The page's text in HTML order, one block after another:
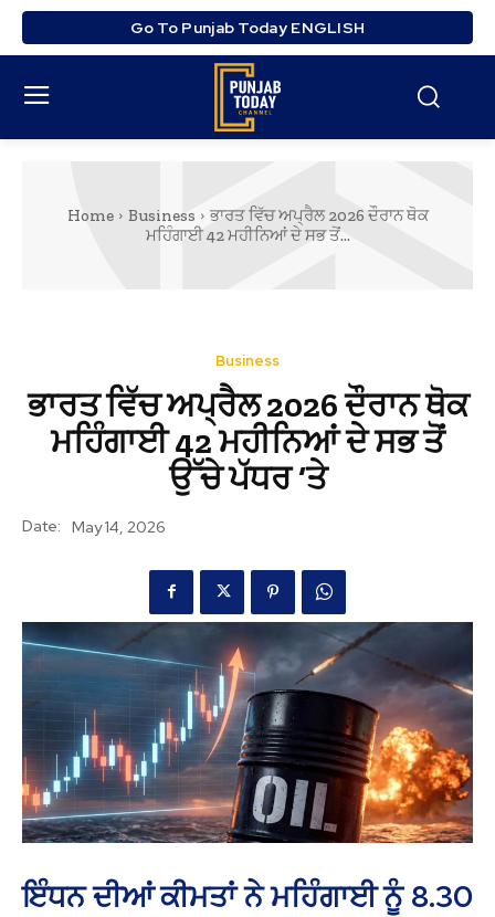
Go To Punjab Today ENGLISH
Home Business
ਭਾਰਤ ਵਿੱਚ ਅਪ੍ਰੈਲ 2026 ਦੌਰਾਨ ਥੋਕ
ਮਹਿੰਗਾਈ 42 ਮਹੀਨਿਆਂ ਦੇ ਸਭ ਤੋਂ...
Business
ਭਾਰਤ ਵਿੱਚ ਅਪ੍ਰੈਲ 2026 ਦੌਰਾਨ ਥੋਕ
ਮਹਿੰਗਾਈ 42 ਮਹੀਨਿਆਂ ਦੇ ਸਭ ਤੋਂ
ਉੱਚੇ ਪੱਧਰ ‘ਤੇ
Date: May 14, 2026
ਇੰਧਨ ਦੀਆਂ ਕੀਮਤਾਂ ਨੇ ਮਹਿੰਗਾਈ ਨੂੰ 8.30